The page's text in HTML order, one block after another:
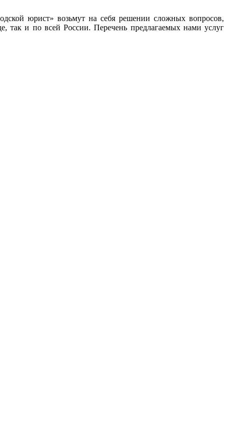
юрист» возьмут на себя решении сложных вопросов,
так и по всей России. Перечень предлагаемых нами услуг